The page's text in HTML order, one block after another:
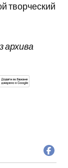
творческий
архива